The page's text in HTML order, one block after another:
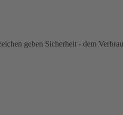
geben Sicherheit - dem